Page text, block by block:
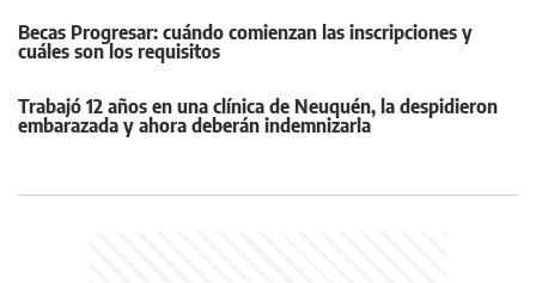
Becas Progresar: cuándo comienzan las inscripciones y
cuáles son los requisitos
Trabajó 12 años en una clínica de Neuquén, la despidieron
embarazada y ahora deberán indemnizarla